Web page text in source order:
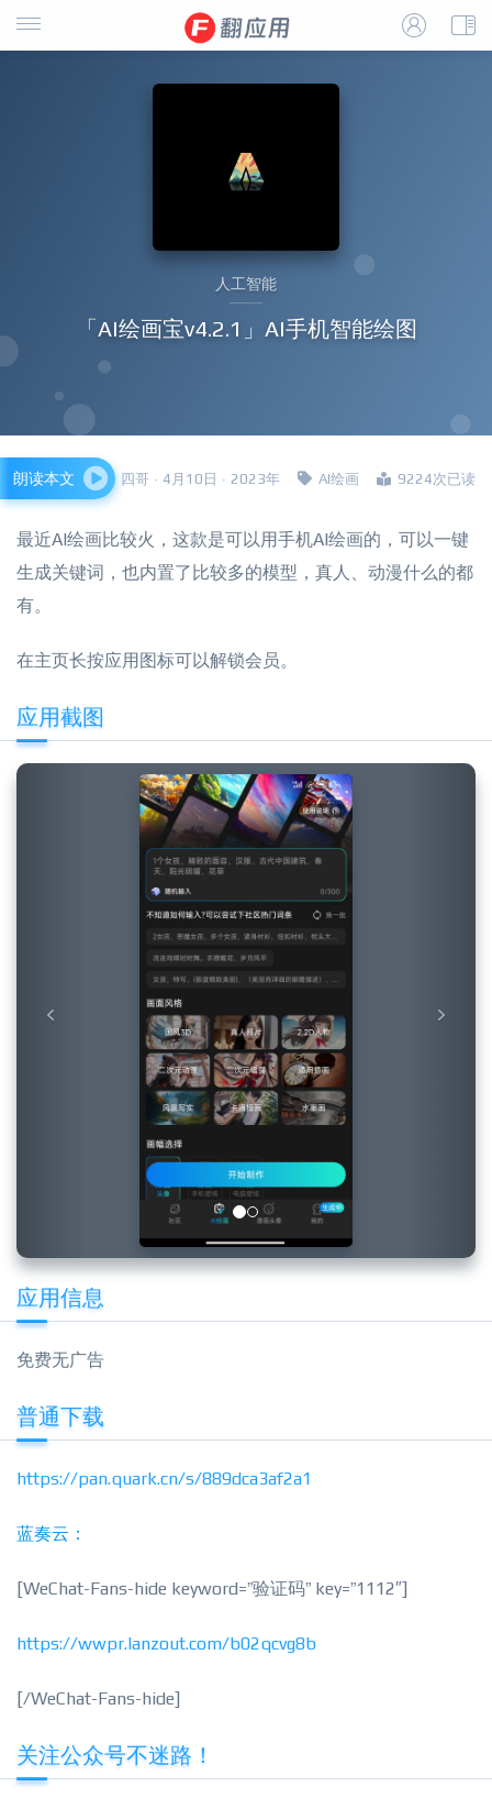
人工智能
「AI绘画宝v4.2.1」AI手机智能绘图
四哥 · 4月10日 · 2023年 AI绘画 9224次已读
朗读本文
最近AI绘画比较火，这款是可以用手机AI绘画的，可以一键
生成关键词，也内置了比较多的模型，真人、动漫什么的都
有。
在主页长按应用图标可以解锁会员。
应用截图
Next
应用信息
免费无广告
普通下载
https://pan.quark.cn/s/889dca3af2a1
蓝奏云：
[WeChat-Fans-hide keyword=”验证码” key=”1112″]
https://wwpr.lanzout.com/b02qcvg8b
[/WeChat-Fans-hide]
关注公众号不迷路！